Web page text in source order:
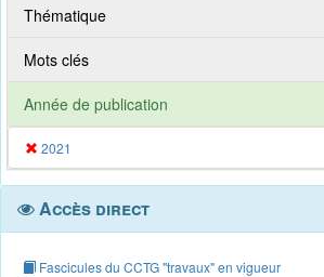
Thématique
Mots clés
Année de publication
2021
Accès direct
Fascicules du CCTG "travaux" en vigueur